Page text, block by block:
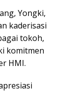
Yongki,
kaderisasi
tokoh,
komitmen
HMI.